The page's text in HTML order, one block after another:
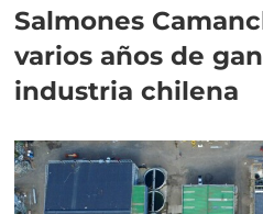
Salmones
varios años de
industria chilena